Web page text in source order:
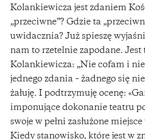
Kolankiewicza jest zdaniem
„przeciwne”? Gdzie ta
uwidacznia? Już spieszę
nam to rzetelnie zapodane. Jest
Kolankiewicza: „Nie cofam i
jednego zdania – żadnego się
żałuję. I podtrzymuję ocenę:
imponujące dokonanie teatru
swoje w pełni zasłużone
Kiedy stanowisko, które jest w